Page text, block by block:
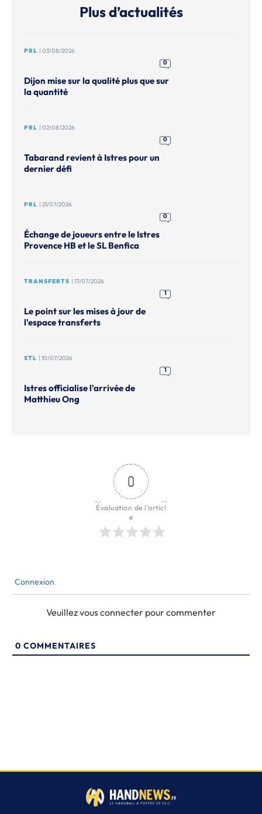
Plus d’actualités
PRL | 03/08/2026
0
Dijon mise sur la qualité plus que sur
la quantité
PRL | 02/08/2026
0
Tabarand revient à Istres pour un
dernier défi
PRL | 21/07/2026
0
Échange de joueurs entre le Istres
Provence HB et le SL Benfica
TRANSFERTS | 17/07/2026
1
Le point sur les mises à jour de
l'espace transferts
STL | 10/07/2026
1
Istres officialise l'arrivée de
Matthieu Ong
0
Évaluation de l'articl
e
Connexion
Veuillez vous connecter pour commenter
0 COMMENTAIRES